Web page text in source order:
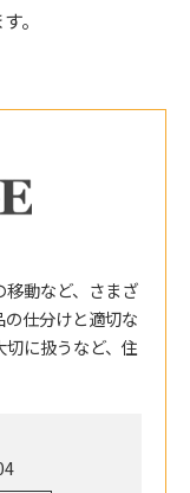
。
動など、さまざ
仕分けと適切な
に扱うなど、住